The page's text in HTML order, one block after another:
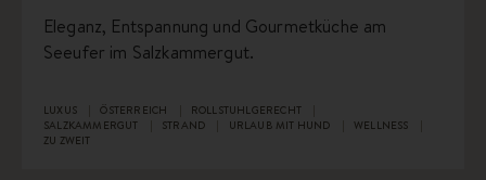
Eleganz, Entspannung und Gourmetküche am
Seeufer im Salzkammergut.
LUXUS ÖSTERREICH
ROLLSTUHLGERECHT
SALZKAMMERGUT
STRAND URLAUB MIT HUND
WELLNESS
ZU ZWEIT